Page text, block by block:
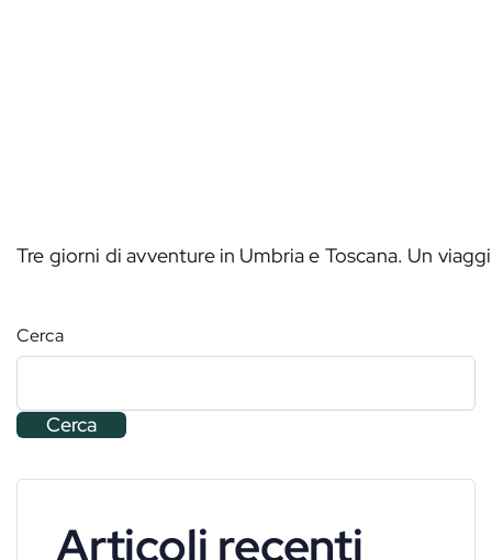
Tre giorni di avventure in Umbria e Toscana. Un
Cerca
Cerca
Articoli recenti